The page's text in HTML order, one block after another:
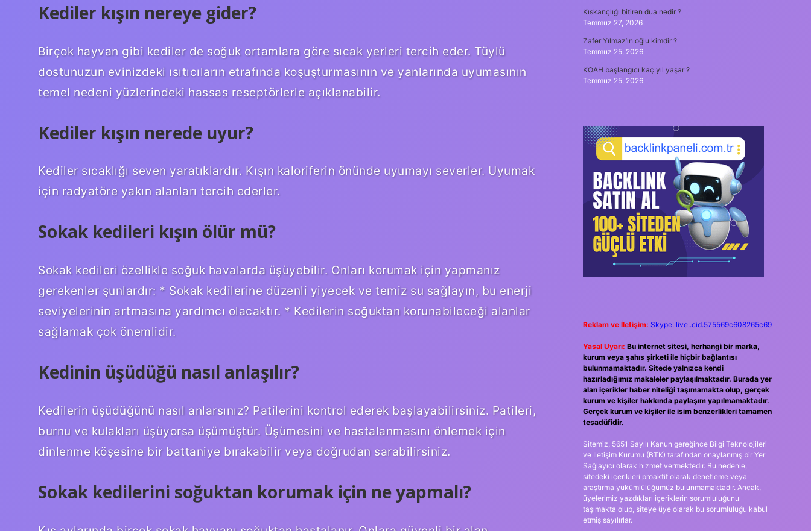
Kediler kışın nereye gider?
Birçok hayvan gibi kediler de soğuk ortamlara göre sıcak yerleri tercih eder. Tüylü
dostunuzun evinizdeki ısıtıcıların etrafında koşuşturmasının ve yanlarında uyumasının
temel nedeni yüzlerindeki hassas reseptörlerle açıklanabilir.
Kediler kışın nerede uyur?
Kediler sıcaklığı seven yaratıklardır. Kışın kaloriferin önünde uyumayı severler. Uyumak
için radyatöre yakın alanları tercih ederler.
Sokak kedileri kışın ölür mü?
Sokak kedileri özellikle soğuk havalarda üşüyebilir. Onları korumak için yapmanız
gerekenler şunlardır: * Sokak kedilerine düzenli yiyecek ve temiz su sağlayın, bu enerji
seviyelerinin artmasına yardımcı olacaktır. * Kedilerin soğuktan korunabileceği alanlar
sağlamak çok önemlidir.
Kedinin üşüdüğü nasıl anlaşılır?
Kedilerin üşüdüğünü nasıl anlarsınız? Patilerini kontrol ederek başlayabilirsiniz. Patileri,
burnu ve kulakları üşüyorsa üşümüştür. Üşümesini ve hastalanmasını önlemek için
dinlenme köşesine bir battaniye bırakabilir veya doğrudan sarabilirsiniz.
Sokak kedilerini soğuktan korumak için ne yapmalı?
Kıskançlığı bitiren dua nedir ?
Temmuz 27, 2026
Zafer Yılmaz’ın oğlu kimdir ?
Temmuz 25, 2026
KOAH başlangıcı kaç yıl yaşar ?
Temmuz 25, 2026
Reklam ve İletişim: Skype: live:.cid.575569c608265c69
Yasal Uyarı: Bu internet sitesi, herhangi bir marka,
kurum veya şahıs şirketi ile hiçbir bağlantısı
bulunmamaktadır. Sitede yalnızca kendi
hazırladığımız makaleler paylaşılmaktadır. Burada yer
alan içerikler haber niteliği taşımamakta olup, gerçek
kurum ve kişiler hakkında paylaşım yapılmamaktadır.
Gerçek kurum ve kişiler ile isim benzerlikleri tamamen
tesadüfidir.
Sitemiz, 5651 Sayılı Kanun gereğince Bilgi Teknolojileri
ve İletişim Kurumu (BTK) tarafından onaylanmış bir Yer
Sağlayıcı olarak hizmet vermektedir. Bu nedenle,
sitedeki içerikleri proaktif olarak denetleme veya
araştırma yükümlülüğümüz bulunmamaktadır. Ancak,
üyelerimiz yazdıkları içeriklerin sorumluluğunu
taşımakta olup, siteye üye olarak bu sorumluluğu kabul
etmiş sayılırlar.